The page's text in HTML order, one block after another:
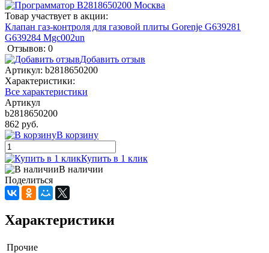
Товар участвует в акции:
Клапан газ-контроля для газовой плиты Gorenje G639281
G639284 Mgc002un
Отзывов: 0
Добавить отзыв
Артикул: b2818650200
Характеристики:
Все характеристики
Артикул
b2818650200
862 руб.
В корзину
Купить в 1 клик
В наличии
Поделиться
Характеристики
Прочие